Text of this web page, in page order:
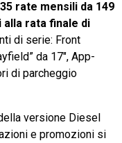
rate mensili da 149
alla rata finale di
di serie: Front
da 17″, App-
di parcheggio
versione Diesel
e promozioni si